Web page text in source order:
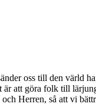
oss till den värld
att göra folk till
Herren, så att vi